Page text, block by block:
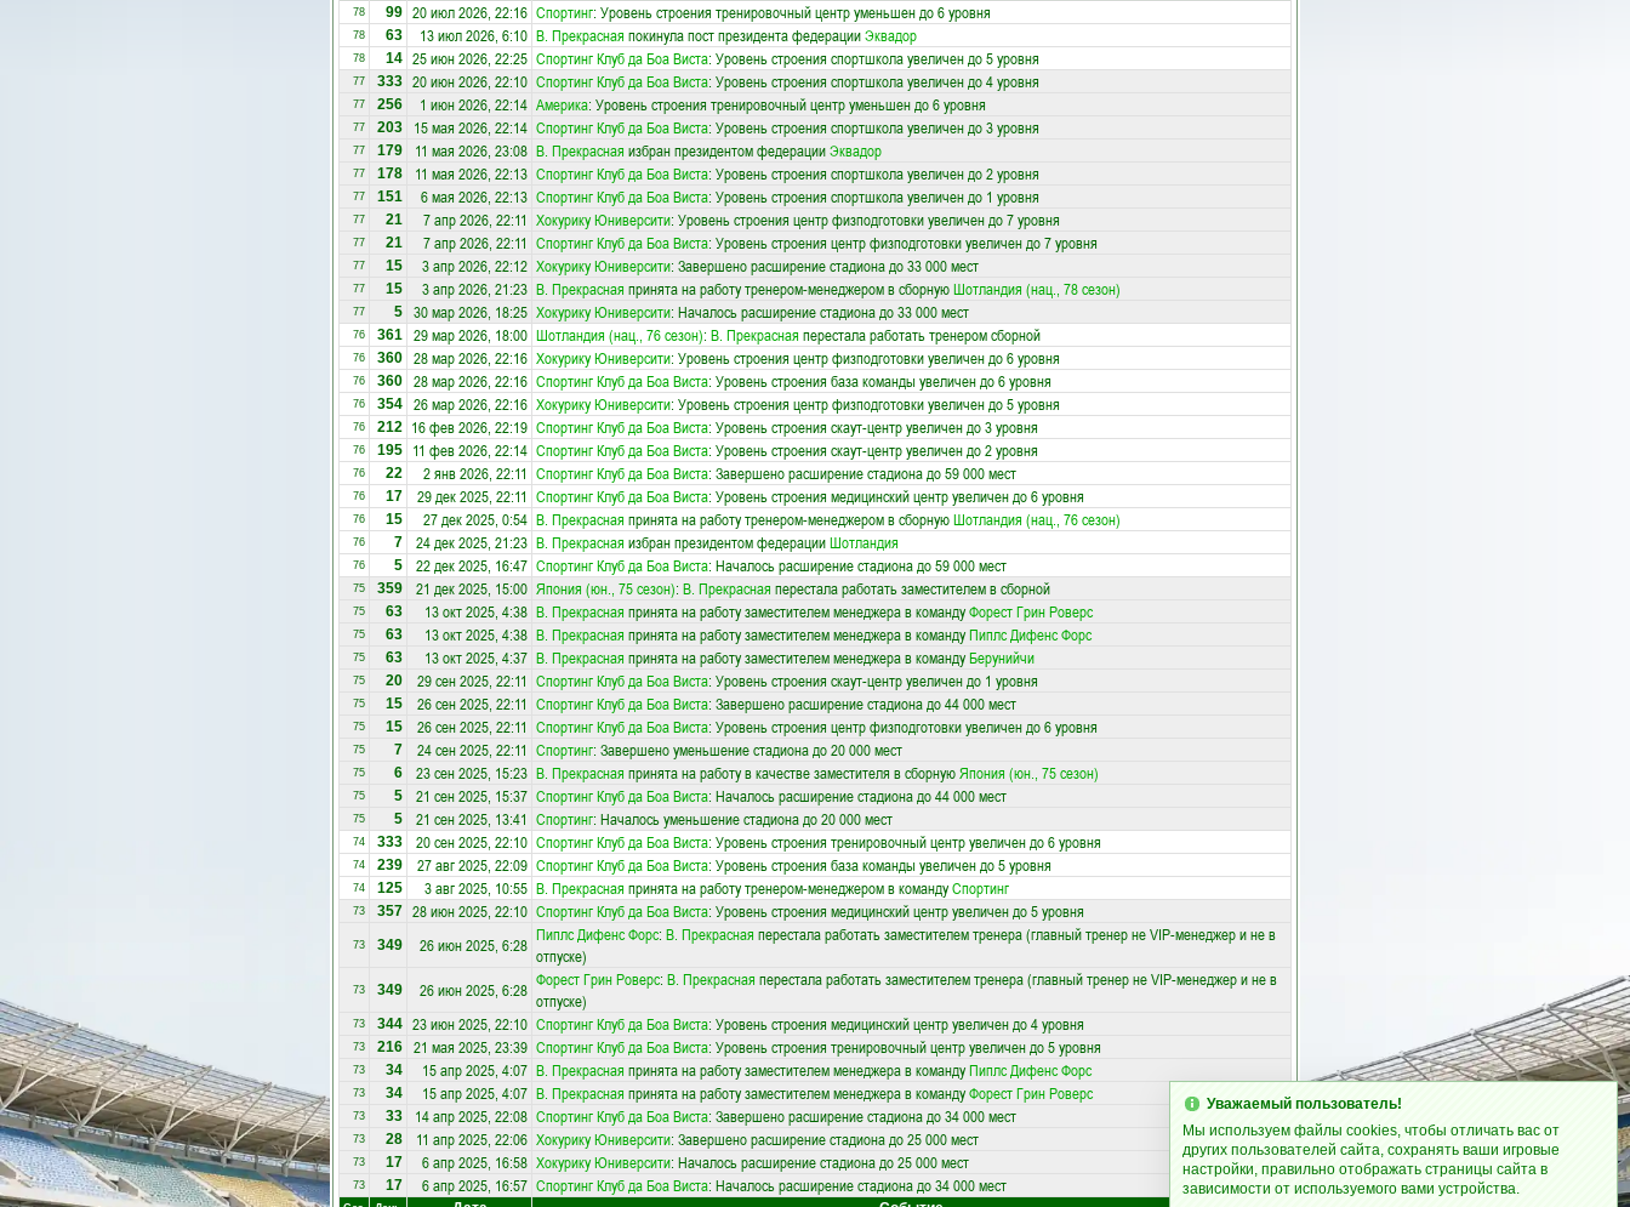
78 99 20 июл 2026, 22:16 Спортинг: Уровень строения тренировочный центр уменьшен до 6 уровня
78 63 13 июл 2026, 6:10 В. Прекрасная покинула пост президента федерацииЭквадор
78 14 25 июн 2026, 22:25 Спортинг Клуб да Боа Виста: Уровень строения спортшкола увеличен до 5 уровня
77 333 20 июн 2026, 22:10 Спортинг Клуб да Боа Виста: Уровень строения спортшкола увеличен до 4 уровня
77 256 1 июн 2026, 22:14 Америка: Уровень строения тренировочный центр уменьшен до 6 уровня
77 203 15 мая 2026, 22:14 Спортинг Клуб да Боа Виста: Уровень строения спортшкола увеличен до 3 уровня
77 179 11 мая 2026, 23:08 В. Прекрасная избран президентом федерацииЭквадор
77 178 11 мая 2026, 22:13 Спортинг Клуб да Боа Виста: Уровень строения спортшкола увеличен до 2 уровня
77 151 6 мая 2026, 22:13 Спортинг Клуб да Боа Виста: Уровень строения спортшкола увеличен до 1 уровня
77 21 7 апр 2026, 22:11 Хокурику Юниверсити: Уровень строения центр физподготовки увеличен до 7 уровня
77 21 7 апр 2026, 22:11 Спортинг Клуб да Боа Виста: Уровень строения центр физподготовки увеличен до 7 уровня
77 15 3 апр 2026, 22:12 Хокурику Юниверсити: Завершено расширение стадиона до 33 000 мест
77 15 3 апр 2026, 21:23 В. Прекрасная принята на работу тренером-менеджером в сборнуюШотландия (нац., 78 сезон)
77 5 30 мар 2026, 18:25 Хокурику Юниверсити: Началось расширение стадиона до 33 000 мест
76 361 29 мар 2026, 18:00 Шотландия (нац., 76 сезон): В. Прекрасная перестала работать тренером сборной
76 360 28 мар 2026, 22:16 Хокурику Юниверсити: Уровень строения центр физподготовки увеличен до 6 уровня
76 360 28 мар 2026, 22:16 Спортинг Клуб да Боа Виста: Уровень строения база команды увеличен до 6 уровня
76 354 26 мар 2026, 22:16 Хокурику Юниверсити: Уровень строения центр физподготовки увеличен до 5 уровня
76 212 16 фев 2026, 22:19 Спортинг Клуб да Боа Виста: Уровень строения скаут-центр увеличен до 3 уровня
76 195 11 фев 2026, 22:14 Спортинг Клуб да Боа Виста: Уровень строения скаут-центр увеличен до 2 уровня
76 22 2 янв 2026, 22:11 Спортинг Клуб да Боа Виста: Завершено расширение стадиона до 59 000 мест
76 17 29 дек 2025, 22:11 Спортинг Клуб да Боа Виста: Уровень строения медицинский центр увеличен до 6 уровня
76 15 27 дек 2025, 0:54 В. Прекрасная принята на работу тренером-менеджером в сборнуюШотландия (нац., 76 сезон)
76 7 24 дек 2025, 21:23 В. Прекрасная избран президентом федерацииШотландия
76 5 22 дек 2025, 16:47 Спортинг Клуб да Боа Виста: Началось расширение стадиона до 59 000 мест
75 359 21 дек 2025, 15:00 Япония (юн., 75 сезон): В. Прекрасная перестала работать заместителем в сборной
75 63 13 окт 2025, 4:38 В. Прекрасная принята на работу заместителем менеджера в командуФорест Грин Роверс
75 63 13 окт 2025, 4:38 В. Прекрасная принята на работу заместителем менеджера в командуПиплс Дифенс Форс
75 63 13 окт 2025, 4:37 В. Прекрасная принята на работу заместителем менеджера в командуБерунийчи
75 20 29 сен 2025, 22:11 Спортинг Клуб да Боа Виста: Уровень строения скаут-центр увеличен до 1 уровня
75 15 26 сен 2025, 22:11 Спортинг Клуб да Боа Виста: Завершено расширение стадиона до 44 000 мест
75 15 26 сен 2025, 22:11 Спортинг Клуб да Боа Виста: Уровень строения центр физподготовки увеличен до 6 уровня
75 7 24 сен 2025, 22:11 Спортинг: Завершено уменьшение стадиона до 20 000 мест
75 6 23 сен 2025, 15:23 В. Прекрасная принята на работу в качестве заместителя в сборнуюЯпония (юн., 75 сезон)
75 5 21 сен 2025, 15:37 Спортинг Клуб да Боа Виста: Началось расширение стадиона до 44 000 мест
75 5 21 сен 2025, 13:41 Спортинг: Началось уменьшение стадиона до 20 000 мест
74 333 20 сен 2025, 22:10 Спортинг Клуб да Боа Виста: Уровень строения тренировочный центр увеличен до 6 уровня
74 239 27 авг 2025, 22:09 Спортинг Клуб да Боа Виста: Уровень строения база команды увеличен до 5 уровня
74 125 3 авг 2025, 10:55 В. Прекрасная принята на работу тренером-менеджером в командуСпортинг
73 357 28 июн 2025, 22:10 Спортинг Клуб да Боа Виста: Уровень строения медицинский центр увеличен до 5 уровня
73 349 26 июн 2025, 6:28 Пиплс Дифенс Форс: В. Прекрасная перестала работать заместителем тренера (главный тренер не VIP-менеджер и не в
отпуске)
73 349 26 июн 2025, 6:28 Форест Грин Роверс: В. Прекрасная перестала работать заместителем тренера (главный тренер не VIP-менеджер и не в
отпуске)
73 344 23 июн 2025, 22:10 Спортинг Клуб да Боа Виста: Уровень строения медицинский центр увеличен до 4 уровня
73 216 21 мая 2025, 23:39 Спортинг Клуб да Боа Виста: Уровень строения тренировочный центр увеличен до 5 уровня
73 34 15 апр 2025, 4:07 В. Прекрасная принята на работу заместителем менеджера в командуПиплс Дифенс Форс
73 34 15 апр 2025, 4:07 В. Прекрасная принята на работу заместителем менеджера в командуФорест Грин Роверс
73 33 14 апр 2025, 22:08 Спортинг Клуб да Боа Виста: Завершено расширение стадиона до 34 000 мест
73 28 11 апр 2025, 22:06 Хокурику Юниверсити: Завершено расширение стадиона до 25 000 мест
73 17 6 апр 2025, 16:58 Хокурику Юниверсити: Началось расширение стадиона до 25 000 мест
73 17 6 апр 2025, 16:57 Спортинг Клуб да Боа Виста: Началось расширение стадиона до 34 000 мест
Уважаемый пользователь!
Мы используем файлы cookies, чтобы отличать вас от
других пользователей сайта, сохранять ваши игровые
настройки, правильно отображать страницы сайта в
зависимости от используемого вами устройства.